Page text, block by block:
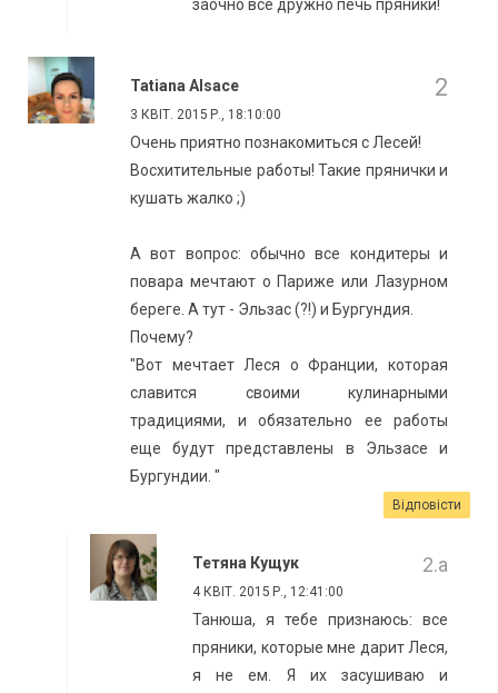
заочно все дружно печь пряники!
Tatiana Alsace
3 КВІТ. 2015 Р., 18:10:00
Очень приятно познакомиться с Лесей!
Восхитительные работы! Такие прянички и
кушать жалко ;)
А вот вопрос: обычно все кондитеры и
повара мечтают о Париже или Лазурном
береге. А тут - Эльзас (?!) и Бургундия.
Почему?
"Вот мечтает Леся о Франции, которая
славится своими кулинарными
традициями, и обязательно ее работы
еще будут представлены в Эльзасе и
Бургундии. "
Відповісти
Тетяна Кущук
4 КВІТ. 2015 Р., 12:41:00
Танюша, я тебе признаюсь: все
пряники, которые мне дарит Леся,
я не ем. Я их засушиваю и